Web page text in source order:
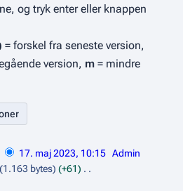
og tryk enter eller knappen
= forskel fra seneste version,
version, m = mindre
17. maj 2023, 10:15 Admin
1.163 bytes
+61